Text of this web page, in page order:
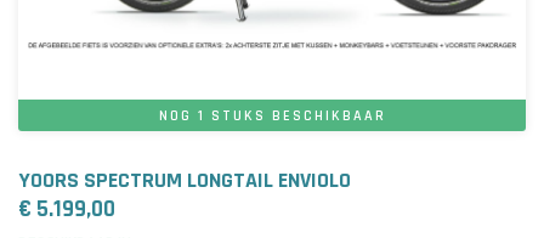
NOG 1 STUKS BESCHIKBAAR
YOORS SPECTRUM LONGTAIL ENVIOLO
€ 5.199,00